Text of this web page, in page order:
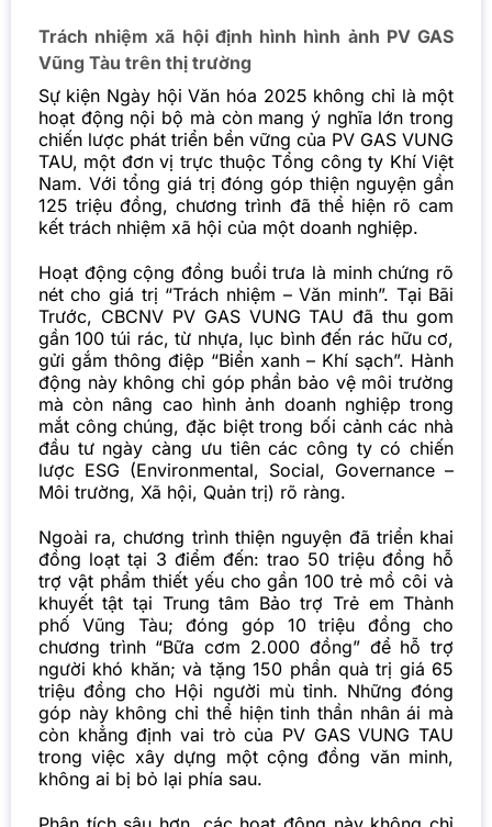
Trách nhiệm xã hội định hình hình ảnh PV GAS
Vũng Tàu trên thị trường
Sự kiện Ngày hội Văn hóa 2025 không chỉ là một
hoạt động nội bộ mà còn mang ý nghĩa lớn trong
chiến lược phát triển bền vững của PV GAS VUNG
TAU, một đơn vị trực thuộc Tổng công ty Khí Việt
Nam. Với tổng giá trị đóng góp thiện nguyện gần
125 triệu đồng, chương trình đã thể hiện rõ cam
kết trách nhiệm xã hội của một doanh nghiệp.
Hoạt động cộng đồng buổi trưa là minh chứng rõ
nét cho giá trị “Trách nhiệm – Văn minh”. Tại Bãi
Trước, CBCNV PV GAS VUNG TAU đã thu gom
gần 100 túi rác, từ nhựa, lục bình đến rác hữu cơ,
gửi gắm thông điệp “Biển xanh – Khí sạch”. Hành
động này không chỉ góp phần bảo vệ môi trường
mà còn nâng cao hình ảnh doanh nghiệp trong
mắt công chúng, đặc biệt trong bối cảnh các nhà
đầu tư ngày càng ưu tiên các công ty có chiến
lược ESG (Environmental, Social, Governance –
Môi trường, Xã hội, Quản trị) rõ ràng.
Ngoài ra, chương trình thiện nguyện đã triển khai
đồng loạt tại 3 điểm đến: trao 50 triệu đồng hỗ
trợ vật phẩm thiết yếu cho gần 100 trẻ mồ côi và
khuyết tật tại Trung tâm Bảo trợ Trẻ em Thành
phố Vũng Tàu; đóng góp 10 triệu đồng cho
chương trình “Bữa cơm 2.000 đồng” để hỗ trợ
người khó khăn; và tặng 150 phần quà trị giá 65
triệu đồng cho Hội người mù tỉnh. Những đóng
góp này không chỉ thể hiện tinh thần nhân ái mà
còn khẳng định vai trò của PV GAS VUNG TAU
trong việc xây dựng một cộng đồng văn minh,
không ai bị bỏ lại phía sau.